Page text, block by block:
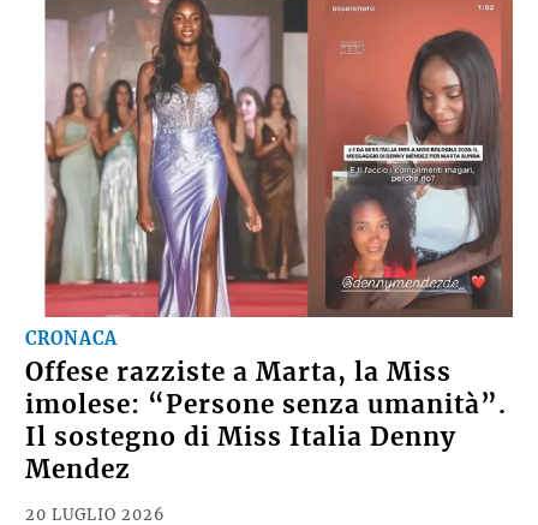
CRONACA
Offese razziste a Marta, la Miss
imolese: “Persone senza umanità”.
Il sostegno di Miss Italia Denny
Mendez
20 LUGLIO 2026